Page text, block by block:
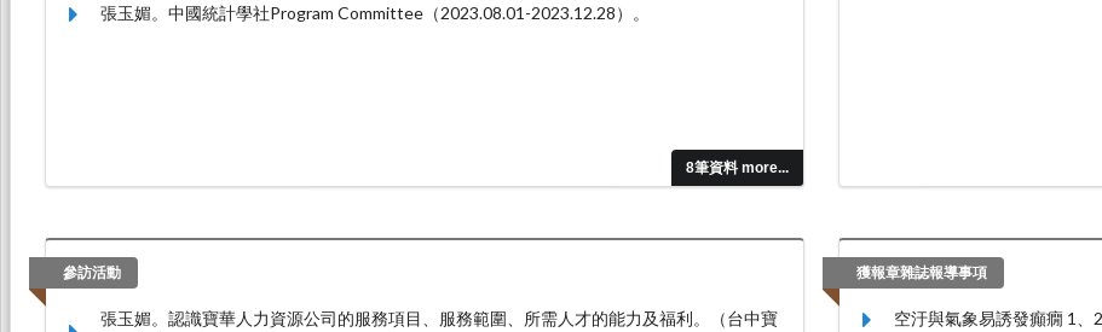
8筆資料 more...
張玉媚。中國統計學社Program Committee（2023.08.01-2023.12.28）。
參訪活動
張玉媚。認識寶華人力資源公司的服務項目、服務範圍、所需人才的能力及福利。（台中寶
獲報章雜誌報導事項
空汙與氣象易誘發癲癇 1、